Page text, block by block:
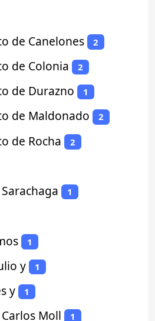
de Canelones 2
de Colonia 2
de Durazno 1
de Maldonado 2
de Rocha 2
1
1
y 1
y 1
Moll 1